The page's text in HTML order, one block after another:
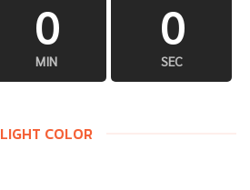
0
MIN
0
SEC
LIGHT COLOR